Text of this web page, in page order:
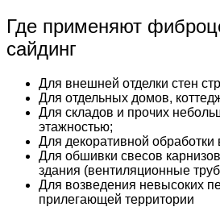
Где применяют
сайдинг
Для внешней отделки стен
Для отдельных домов,
Для складов и прочих
этажностью;
Для декоративной обработки
Для обшивки свесов
здания (вентиляционные
Для возведения невысоких
прилегающей территории